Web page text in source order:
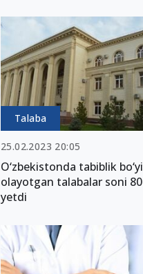
Talaba
25.02.2023 20:05
O‘zbekistonda tabiblik
olayotgan talabalar soni
yetdi